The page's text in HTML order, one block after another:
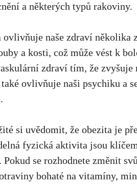
a ​některých ​typů rakoviny.
ovlivňuje naše ⁤zdraví ⁢několika
a​ kosti, ⁣což⁤ může vést k
zdraví tím, že⁢ zvyšuje
ovlivňuje ⁤naši psychiku‌ a
si uvědomit, že obezita je
fyzická ⁢aktivita jsou
Pokud ⁢se rozhodnete‍ změnit⁢
bohaté na vitamíny,